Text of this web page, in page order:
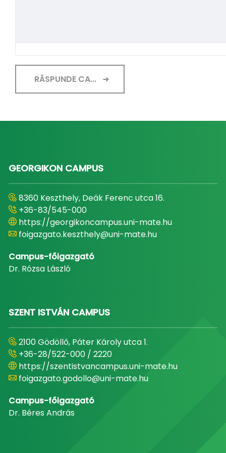
RĂSPUNDE CA...
GEORGIKON CAMPUS
8360 Keszthely, Deák Ferenc utca 16.
+36-83/545-000
https://georgikoncampus.uni-mate.hu
foigazgato.keszthely@uni-mate.hu
Campus-főigazgató
Dr. Rózsa László
SZENT ISTVÁN CAMPUS
2100 Gödöllő, Páter Károly utca 1.
+36-28/522-000 / 2220
https://szentistvancampus.uni-mate.hu
foigazgato.godollo@uni-mate.hu
Campus-főigazgató
Dr. Béres András